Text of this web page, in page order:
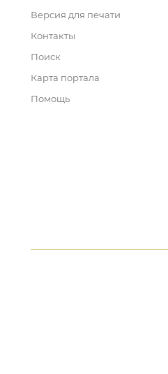
Версия для печати
Контакты
Поиск
Карта портала
Помощь